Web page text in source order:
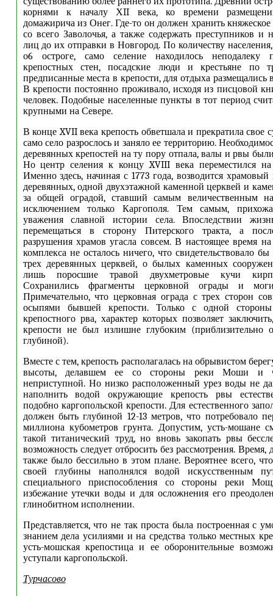
корнями к началу ХII века, ко времени
домажирича из Онег. Где-то он должен хранить княжеское
со всего Заволочья, а также содержать преступников и
лиц до их отправки в Новгород. По количеству населения,
о6 остроге, само селение находилось неподалеку
крепостных стен, посадские люди и крестьяне по
предписанные места в крепости, для отдыха размещались
В крепости постоянно проживало, исходя из писцовой
человек. Подобные населенные пункты в тот период
крупными на Севере.
В конце XVII века крепость обветшала и прекратила свое
само село разрослось и заняло ее территорию.
деревянных крепостей на ту пору отпала, валы и рвы
Но центр селения к концу XVIII века переместился на
Именно здесь, начиная с 1773 года, возводится храмовый
деревянных, одной двухэтажной каменной церквей и
за общей оградой, ставший самым величественным
исключением только Каргополя. Тем самым,
уважения славной истории села. Впоследствии
перемещаться в сторону Питерского тракта, а
разрушения храмов угасла совсем. В настоящее время
комплекса не осталось ничего, что свидетельствовало
трех деревянных церквей, о былых каменных
лишь поросшие травой двухметровые кучи
Сохранились фрагменты церковной ограды и
Примечательно, что церковная ограда с трех сторон
осыпями бывшей крепости. Только с одной
крепостного рва, характер которых позволяет
крепости не был излишне глубоким (приблизительно
глубиной).
Вместе с тем, крепость располагалась на обрывистом
высоты, делавшем ее со стороны реки Моши и
неприступной. Но низко расположенный урез воды не
наполнить водой окружающие крепость рвы
подобно каргопольской крепости. Для естественного
должен быть глубиной 12-13 метров, что потребовало
миллиона кубометров грунта. Допустим, усть-мошане
такой титанический труд, но вновь закопать рвы
возможность следует отбросить без рассмотрения. Время,
также было бессильно в этом плане. Вероятнее всего,
своей глубины наполнялся водой искусственным
специального приспособления со стороны реки
избежание утечки воды и для осложнения его
глинобитном исполнении.
Представляется, что не так проста была построенная с
знанием дела усилиями и на средства только местных
усть-мошская крепостица и ее оборонительные
уступали каргопольской.
Турчасово